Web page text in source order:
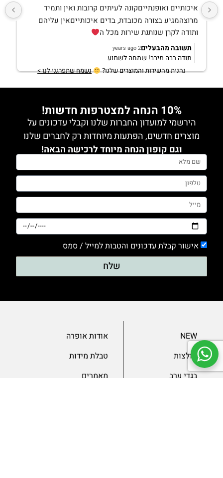
ותודה לקרן שנותנת שירות מכל ה
תשובה מהבעלים2 years ago
תודה רבה מירב! שמחה לשמוע
נהנית מהשירות והמוצרים שלנו? נשמח שתפרגני לנו >
10% הנחה למצטרפות חדשות!
הירשמי למועדון החברות שלנו וקבלי עדכונים על
מוצרים חדשים, הפתעות מיוחדות רק לחברים שלנו
וגם קופון הנחה מיוחד לרכישה הבאה!
אישור קבלת עדכונים והטבות למייל / סמס
שלח
NEW
חולצות
בגדי ערב
אודות אופרה
טבלת מידות
מאמרים